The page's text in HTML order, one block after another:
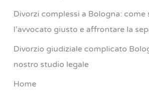
Divorzi complessi a Bologna: come
l’avvocato giusto e affrontare la
Divorzio giudiziale complicato
nostro studio legale
Home